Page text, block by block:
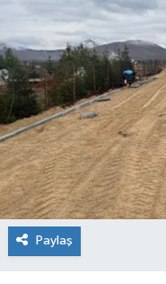
Paylaş